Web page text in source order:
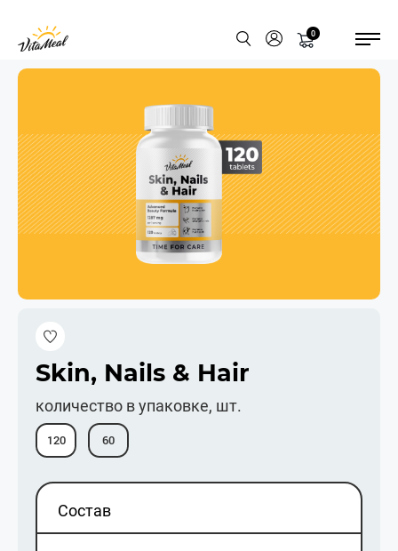
0
Skin, Nails & Hair
количество в упаковке, шт.
120 60
Состав